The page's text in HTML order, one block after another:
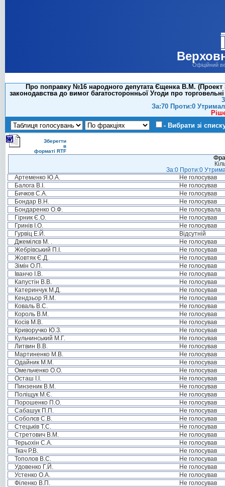
Офіційний
Про поправку №16 народного депутата Єщенка В.М. (Проект
законодавства до вимог багатосторонньої Угоди про
За:70 Проти:0
- Вибрати зі
Зберегти
в
форматі RTF
За:0 Проти:0
Артеменко Ю.А.
Не голосував
Балога В.І.
Не голосував
Бичков С.А.
Не голосував
Бондар В.Н.
Не голосував
Бондаренко О.Ф.
Не голосувала
Гірник Є.О.
Не голосував
Гринів І.О.
Не голосував
Гурвіц Е.Й.
Відсутній
Джемілєв М. .
Не голосував
Жебрівський П.І.
Не голосував
Жовтяк Є.Д.
Не голосував
Зімін О.П.
Не голосував
Іванчо І.В.
Не голосував
Капустін В.В.
Не голосував
Катеринчук М.Д.
Не голосував
Кендзьор Я.М.
Не голосував
Коваль В.С.
Не голосував
Король В.М.
Не голосував
Косів М.В.
Не голосував
Криворучко Ю.З.
Не голосував
Кульчинський М.Г.
Не голосував
Литвин В.В.
Не голосував
Мартиненко М.В.
Не голосував
Одайник М.М.
Не голосував
Омельченко О.О.
Не голосував
Осташ І.І.
Не голосував
Пинзеник В.М.
Не голосував
Поліщук М.Є.
Не голосував
Порошенко П.О.
Не голосував
Сабашук П.П.
Не голосував
Соболєв С.В.
Не голосував
Стецьків Т.С.
Не голосував
Стретович В.М.
Не голосував
Терьохін С.А.
Не голосував
Ткач Р.В.
Не голосував
Тополов В.С.
Не голосував
Удовенко Г.Й.
Не голосував
Устенко О.А.
Не голосував
Філенко В.П.
Не голосував